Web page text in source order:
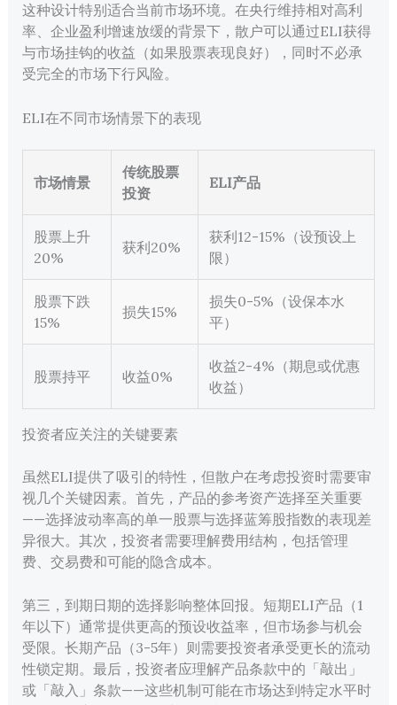
这种设计特别适合当前市场环境。在央行维持相对高利
率、企业盈利增速放缓的背景下，散户可以通过ELI获得
与市场挂钩的收益（如果股票表现良好），同时不必承
受完全的市场下行风险。
ELI在不同市场情景下的表现
市场情景
传统股票
投资
ELI产品
股票上升
20%
获利20%
获利12-15%（设预设上
限）
股票下跌
15%
损失15%
损失0-5%（设保本水
平）
股票持平 收益0%
收益2-4%（期息或优惠
收益）
投资者应关注的关键要素
虽然ELI提供了吸引的特性，但散户在考虑投资时需要审
视几个关键因素。首先，产品的参考资产选择至关重要
——选择波动率高的单一股票与选择蓝筹股指数的表现差
异很大。其次，投资者需要理解费用结构，包括管理
费、交易费和可能的隐含成本。
第三，到期日期的选择影响整体回报。短期ELI产品（1
年以下）通常提供更高的预设收益率，但市场参与机会
受限。长期产品（3-5年）则需要投资者承受更长的流动
性锁定期。最后，投资者应理解产品条款中的「敲出」
或「敲入」条款——这些机制可能在市场达到特定水平时